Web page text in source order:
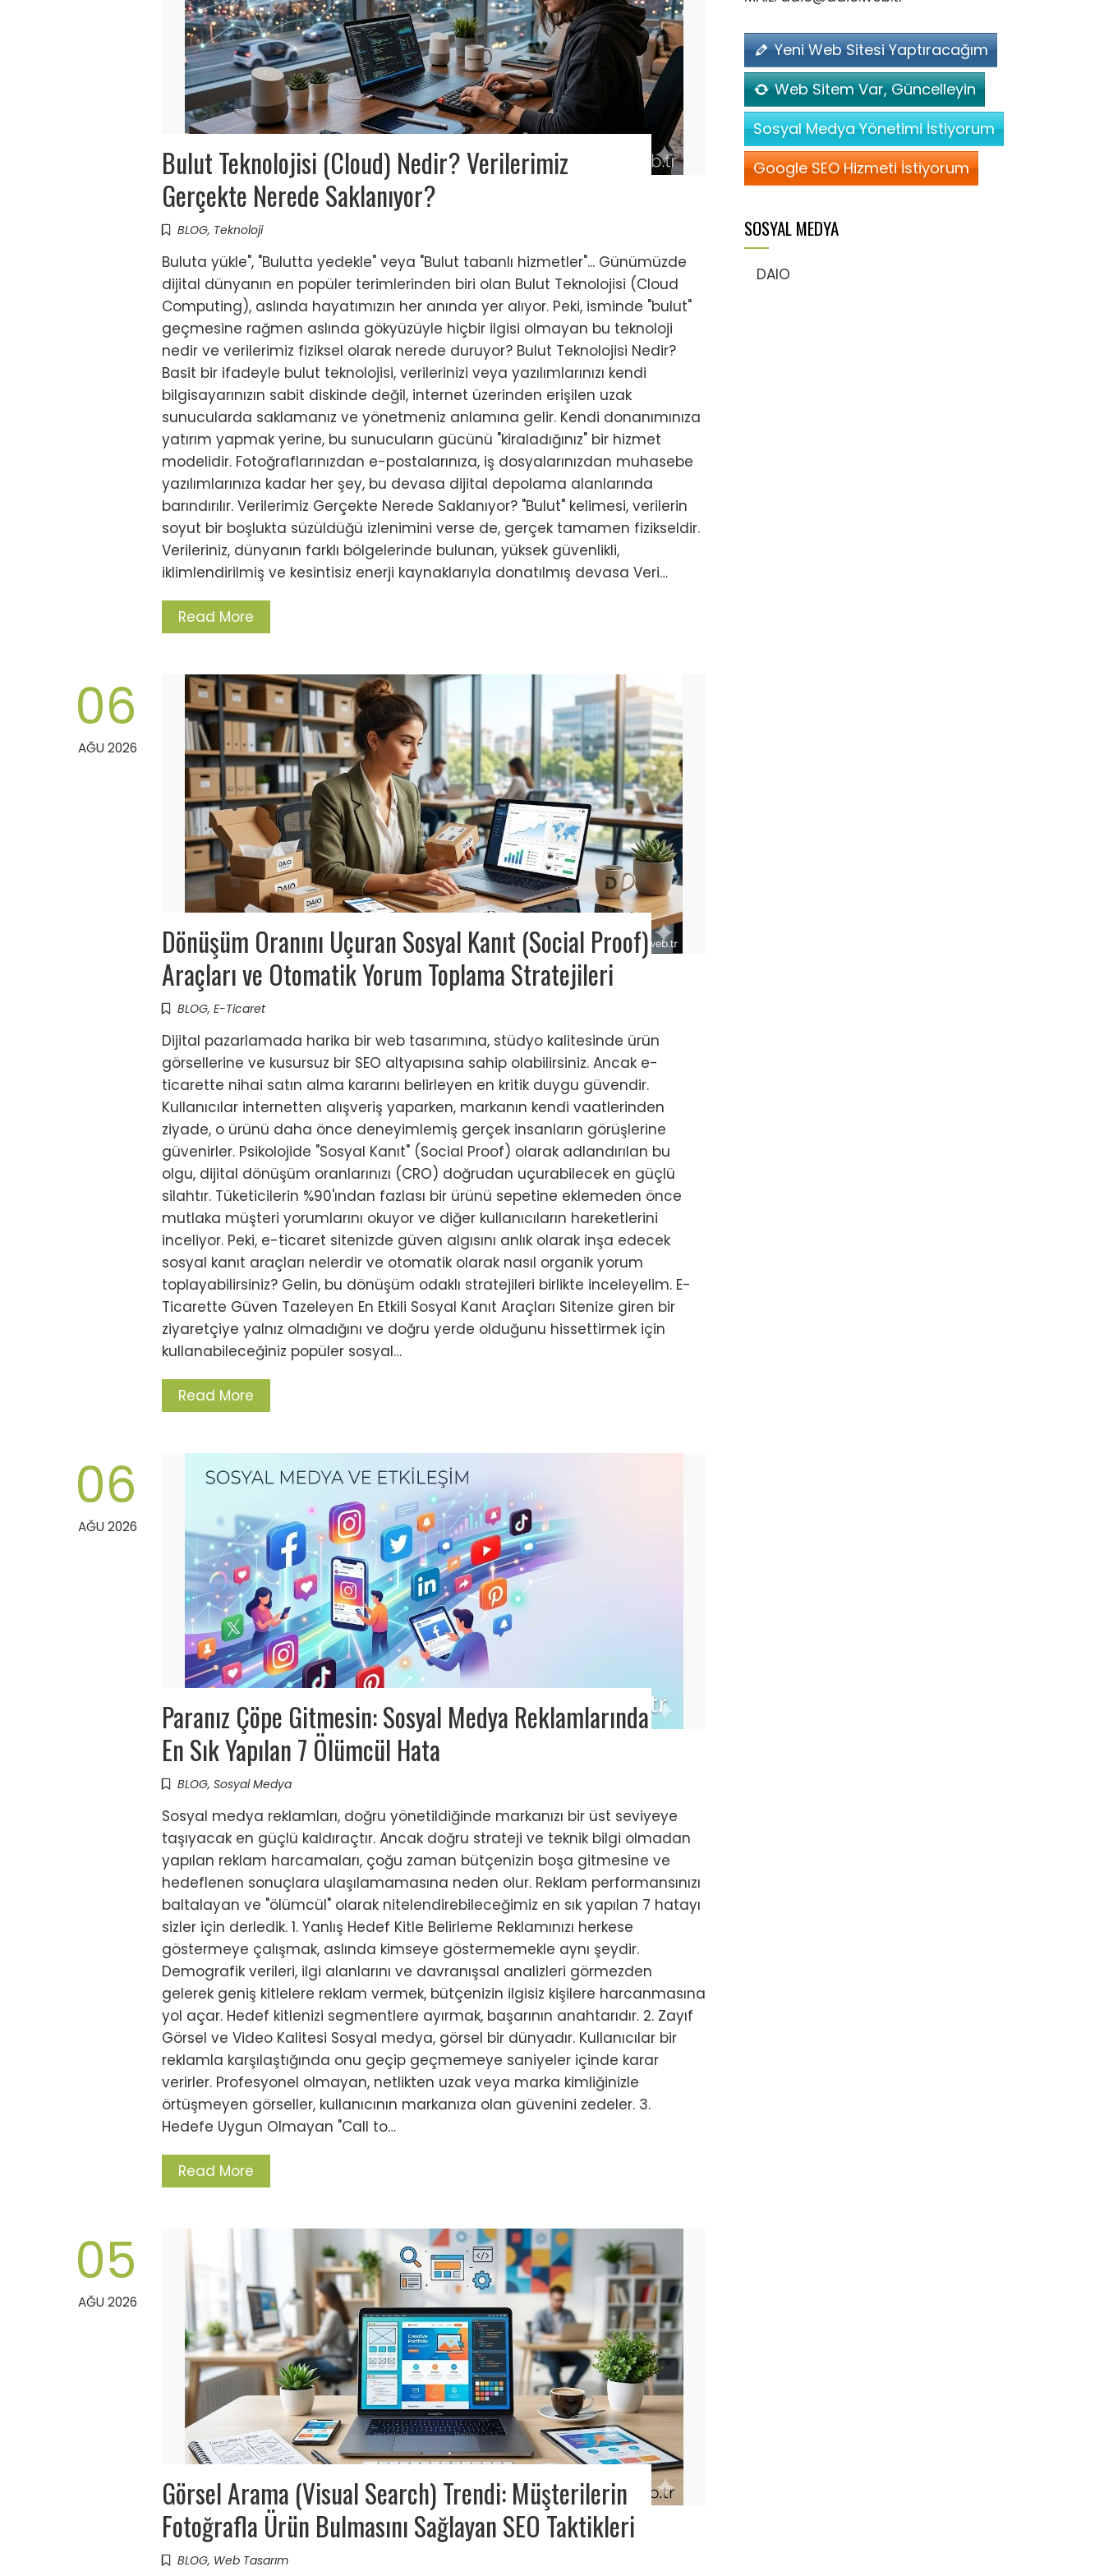
Bulut Teknolojisi (Cloud) Nedir? Verilerimiz
Gerçekte Nerede Saklanıyor?
BLOG, Teknoloji
Buluta yükle", "Bulutta yedekle" veya "Bulut tabanlı hizmetler"... Günümüzde
dijital dünyanın en popüler terimlerinden biri olan Bulut Teknolojisi (Cloud
Computing), aslında hayatımızın her anında yer alıyor. Peki, isminde "bulut"
geçmesine rağmen aslında gökyüzüyle hiçbir ilgisi olmayan bu teknoloji
nedir ve verilerimiz fiziksel olarak nerede duruyor? Bulut Teknolojisi Nedir?
Basit bir ifadeyle bulut teknolojisi, verilerinizi veya yazılımlarınızı kendi
bilgisayarınızın sabit diskinde değil, internet üzerinden erişilen uzak
sunucularda saklamanız ve yönetmeniz anlamına gelir. Kendi donanımınıza
yatırım yapmak yerine, bu sunucuların gücünü "kiraladığınız" bir hizmet
modelidir. Fotoğraflarınızdan e-postalarınıza, iş dosyalarınızdan muhasebe
yazılımlarınıza kadar her şey, bu devasa dijital depolama alanlarında
barındırılır. Verilerimiz Gerçekte Nerede Saklanıyor? "Bulut" kelimesi, verilerin
soyut bir boşlukta süzüldüğü izlenimini verse de, gerçek tamamen fizikseldir.
Verileriniz, dünyanın farklı bölgelerinde bulunan, yüksek güvenlikli,
iklimlendirilmiş ve kesintisiz enerji kaynaklarıyla donatılmış devasa Veri…
Read More
06
AĞU 2026
Dönüşüm Oranını Uçuran Sosyal Kanıt (Social Proof)
Araçları ve Otomatik Yorum Toplama Stratejileri
BLOG, E-Ticaret
Dijital pazarlamada harika bir web tasarımına, stüdyo kalitesinde ürün
görsellerine ve kusursuz bir SEO altyapısına sahip olabilirsiniz. Ancak e-
ticarette nihai satın alma kararını belirleyen en kritik duygu güvendir.
Kullanıcılar internetten alışveriş yaparken, markanın kendi vaatlerinden
ziyade, o ürünü daha önce deneyimlemiş gerçek insanların görüşlerine
güvenirler. Psikolojide "Sosyal Kanıt" (Social Proof) olarak adlandırılan bu
olgu, dijital dönüşüm oranlarınızı (CRO) doğrudan uçurabilecek en güçlü
silahtır. Tüketicilerin %90'ından fazlası bir ürünü sepetine eklemeden önce
mutlaka müşteri yorumlarını okuyor ve diğer kullanıcıların hareketlerini
inceliyor. Peki, e-ticaret sitenizde güven algısını anlık olarak inşa edecek
sosyal kanıt araçları nelerdir ve otomatik olarak nasıl organik yorum
toplayabilirsiniz? Gelin, bu dönüşüm odaklı stratejileri birlikte inceleyelim. E-
Ticarette Güven Tazeleyen En Etkili Sosyal Kanıt Araçları Sitenize giren bir
ziyaretçiye yalnız olmadığını ve doğru yerde olduğunu hissettirmek için
kullanabileceğiniz popüler sosyal…
Read More
06
AĞU 2026
Paranız Çöpe Gitmesin: Sosyal Medya Reklamlarında
En Sık Yapılan 7 Ölümcül Hata
BLOG, Sosyal Medya
Sosyal medya reklamları, doğru yönetildiğinde markanızı bir üst seviyeye
taşıyacak en güçlü kaldıraçtır. Ancak doğru strateji ve teknik bilgi olmadan
yapılan reklam harcamaları, çoğu zaman bütçenizin boşa gitmesine ve
hedeflenen sonuçlara ulaşılamamasına neden olur. Reklam performansınızı
baltalayan ve "ölümcül" olarak nitelendirebileceğimiz en sık yapılan 7 hatayı
sizler için derledik. 1. Yanlış Hedef Kitle Belirleme Reklamınızı herkese
göstermeye çalışmak, aslında kimseye göstermemekle aynı şeydir.
Demografik verileri, ilgi alanlarını ve davranışsal analizleri görmezden
gelerek geniş kitlelere reklam vermek, bütçenizin ilgisiz kişilere harcanmasına
yol açar. Hedef kitlenizi segmentlere ayırmak, başarının anahtarıdır. 2. Zayıf
Görsel ve Video Kalitesi Sosyal medya, görsel bir dünyadır. Kullanıcılar bir
reklamla karşılaştığında onu geçip geçmemeye saniyeler içinde karar
verirler. Profesyonel olmayan, netlikten uzak veya marka kimliğinizle
örtüşmeyen görseller, kullanıcının markanıza olan güvenini zedeler. 3.
Hedefe Uygun Olmayan "Call to…
Read More
05
AĞU 2026
Görsel Arama (Visual Search) Trendi: Müşterilerin
Fotoğrafla Ürün Bulmasını Sağlayan SEO Taktikleri
BLOG, Web Tasarım
Yeni Web Sitesi Yaptıracağım
Web Sitem Var, Güncelleyin
Sosyal Medya Yönetimi İstiyorum
Google SEO Hizmeti İstiyorum
SOSYAL MEDYA
DAIO